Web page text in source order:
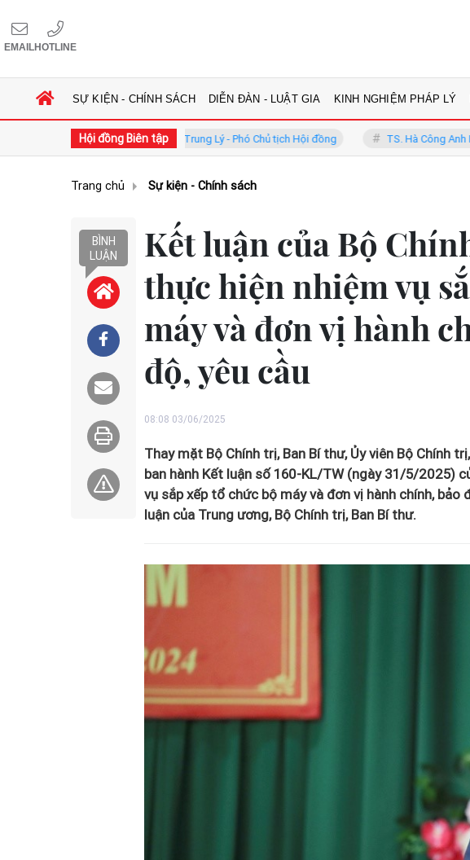
EMAILHOTLINE
SỰ KIỆN - CHÍNH SÁCH DIỄN ĐÀN - LUẬT GIA KINH NGHIỆM PHÁP LÝ
Hội đồng Biên tập
GS.TS. Phan Trung Lý - Phó Chủ tịch Hội đồng TS. Hà Công Anh Bảo - Phó
Trang chủ Sự kiện - Chính sách
BÌNH
LUẬN
Kết luận của Bộ
thực hiện nhiệm vụ
máy và đơn vị hành
độ, yêu cầu
08:08 03/06/2025
Thay mặt Bộ Chính trị, Ban Bí thư, Ủy viên Bộ Chính
ban hành Kết luận số 160-KL/TW (ngày 31/5/2025)
vụ sắp xếp tổ chức bộ máy và đơn vị hành chính,
luận của Trung ương, Bộ Chính trị, Ban Bí thư.